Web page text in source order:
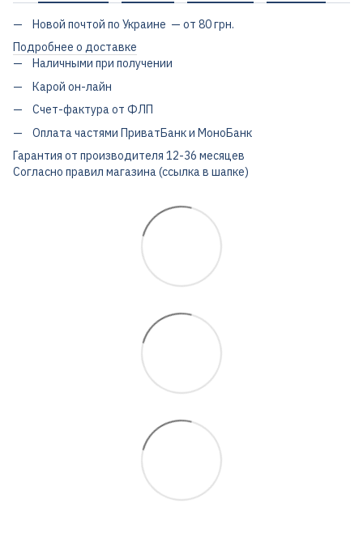
Новой почтой по Украине — от 80 грн.
Подробнее о доставке
Наличными при получении
Карой он-лайн
Счет-фактура от ФЛП
Оплата частями ПриватБанк и МоноБанк
Гарантия от производителя 12-36 месяцев
Согласно правил магазина (ссылка в шапке)